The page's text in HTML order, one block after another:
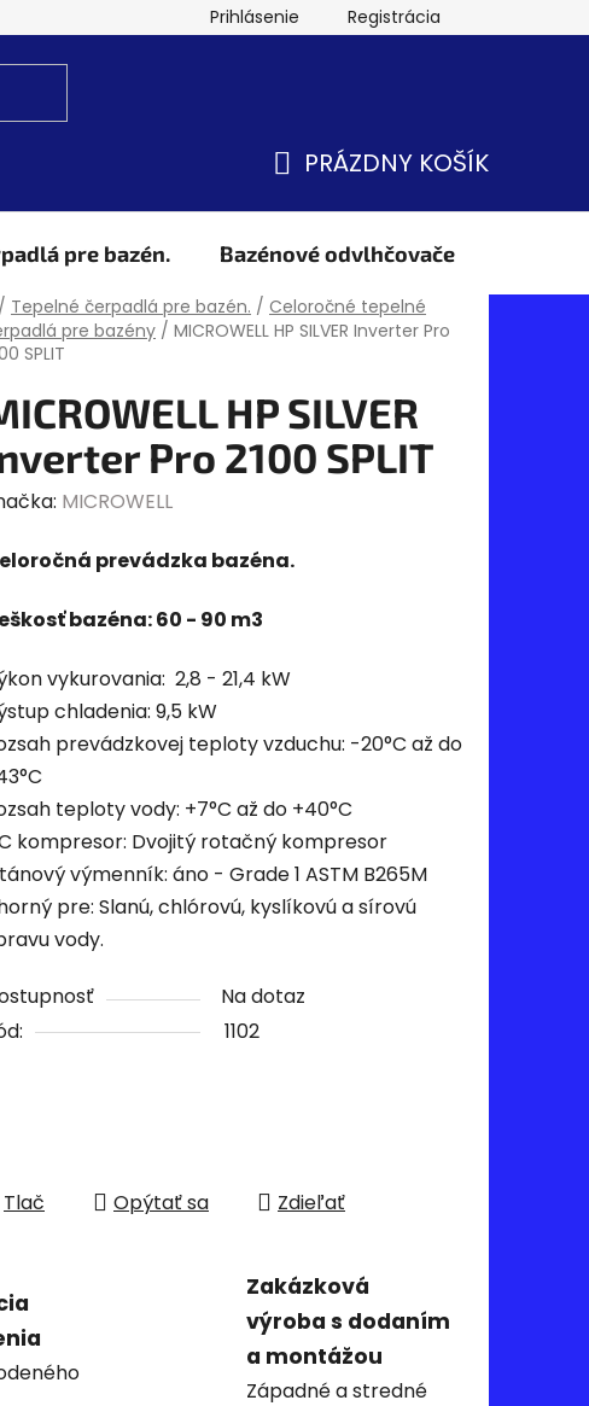
Prihlásenie Registrácia
KOŠÍK
PRÁZDNY KOŠÍK
pre bazén. Bazénové odvlhčovače
Domov
/ Tepelné čerpadlá pre bazén. / Celoročné tepelné
pre bazény / MICROWELL HP SILVER Inverter Pro
SPLIT
HP SILVER
Pro 2100 SPLIT
MICROWELL
prevádzka bazéna.
bazéna: 60 - 90 m3
vykurovania: 2,8 - 21,4 kW
chladenia: 9,5 kW
prevádzkovej teploty vzduchu: -20°C až do
teploty vody: +7°C až do +40°C
kompresor: Dvojitý rotačný kompresor
výmenník: áno - Grade 1 ASTM B265M
pre: Slanú, chlórovú, kyslíkovú a sírovú
vody.
Na dotaz
1102
Tlač Opýtať sa Zdieľať
Zakázková
výroba s dodaním
a montážou
Západné a stredné